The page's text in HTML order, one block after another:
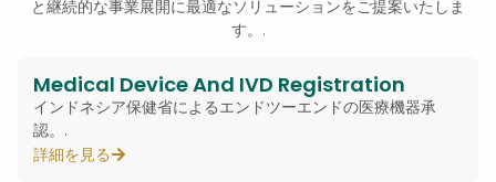
と継続的な事業展開に最適なソリューションをご提案いたしま
す。.
Medical Device And IVD Registration
インドネシア保健省によるエンドツーエンドの医療機器承
認。.
詳細を見る